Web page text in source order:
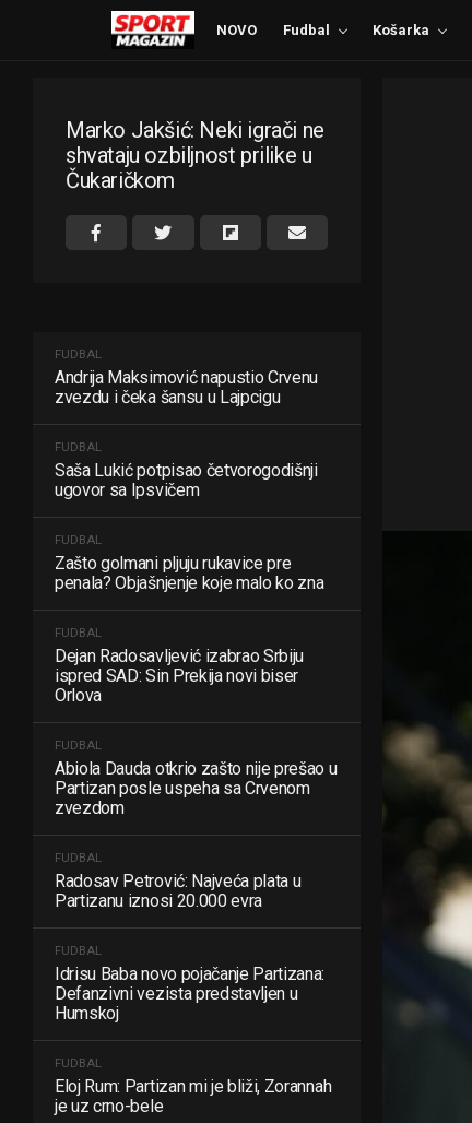
NOVO Fudbal Košarka
Marko Jakšić: Neki igrači ne
shvataju ozbiljnost prilike u
Čukaričkom
FUDBAL
Andrija Maksimović napustio Crvenu
zvezdu i čeka šansu u Lajpcigu
FUDBAL
Saša Lukić potpisao četvorogodišnji
ugovor sa Ipsvičem
FUDBAL
Zašto golmani pljuju rukavice pre
penala? Objašnjenje koje malo ko zna
FUDBAL
Dejan Radosavljević izabrao Srbiju
ispred SAD: Sin Prekija novi biser
Orlova
FUDBAL
Abiola Dauda otkrio zašto nije prešao u
Partizan posle uspeha sa Crvenom
zvezdom
FUDBAL
Radosav Petrović: Najveća plata u
Partizanu iznosi 20.000 evra
FUDBAL
Idrisu Baba novo pojačanje Partizana:
Defanzivni vezista predstavljen u
Humskoj
FUDBAL
Eloj Rum: Partizan mi je bliži, Zorannah
je uz crno-bele